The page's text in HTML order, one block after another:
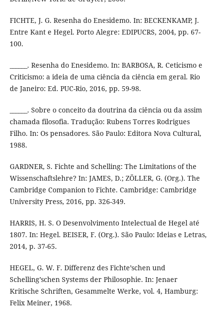
FICHTE, J. G. Resenha do Enesidemo. In: BECKENKAMP, J.
Entre Kant e Hegel. Porto Alegre: EDIPUCRS, 2004, pp. 67-
100.
______. Resenha do Enesidemo. In: BARBOSA, R. Ceticismo e
Criticismo: a ideia de uma ciência da ciência em geral. Rio
de Janeiro: Ed. PUC-Rio, 2016, pp. 59-98.
______. Sobre o conceito da doutrina da ciência ou da assim
chamada filosofia. Tradução: Rubens Torres Rodrigues
Filho. In: Os pensadores. São Paulo: Editora Nova Cultural,
1988.
GARDNER, S. Fichte and Schelling: The Limitations of the
Wissenschaftslehre? In: JAMES, D.; ZÖLLER, G. (Org.). The
Cambridge Companion to Fichte. Cambridge: Cambridge
University Press, 2016, pp. 326-349.
HARRIS, H. S. O Desenvolvimento Intelectual de Hegel até
1807. In: Hegel. BEISER, F. (Org.). São Paulo: Ideias e Letras,
2014, p. 37-65.
HEGEL, G. W. F. Differenz des Fichte’schen und
Schelling’schen Systems der Philosophie. In: Jenaer
Kritische Schriften, Gesammelte Werke, vol. 4, Hamburg:
Felix Meiner, 1968.